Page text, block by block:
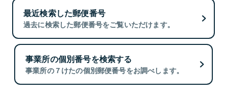
最近検索した郵便番号
過去に検索した郵便番号をご覧いただけます。
事業所の個別番号を検索する
事業所の７けたの個別郵便番号をお調べします。